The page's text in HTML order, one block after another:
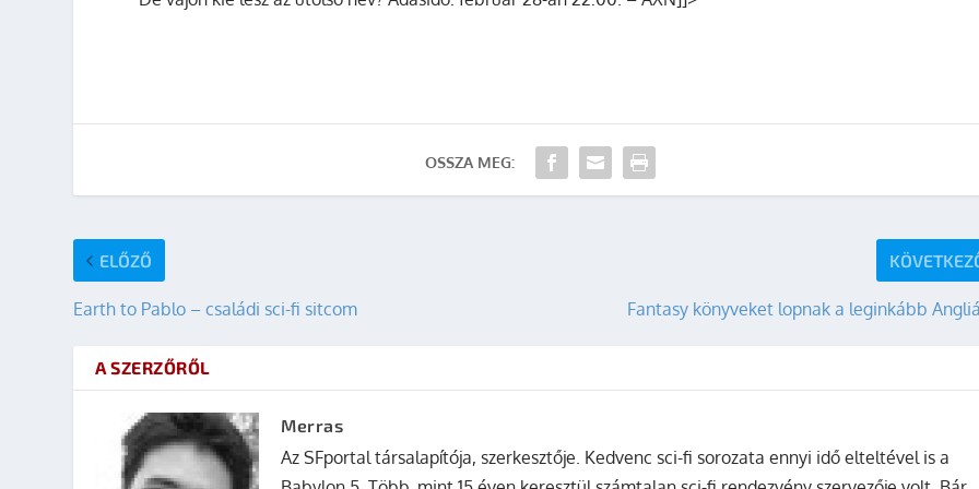
OSSZA MEG:
ELŐZŐ
Earth to Pablo – családi sci-fi sitcom Fantasy könyveket lopnak a leginkább
A SZERZŐRŐL
Merras
Az SFportal társalapítója, szerkesztője. Kedvenc sci-fi sorozata ennyi idő elteltével is a